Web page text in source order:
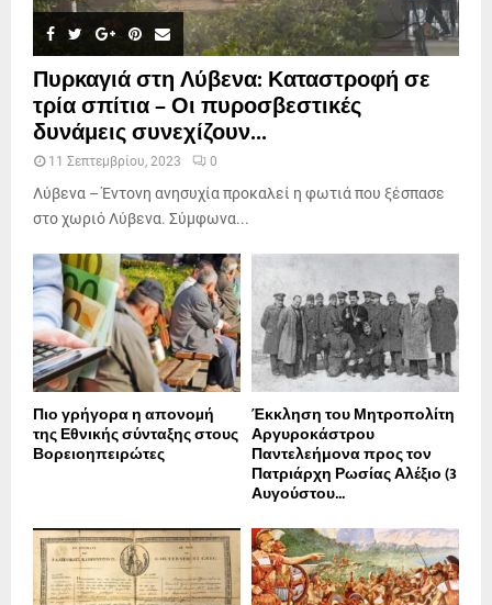
Πυρκαγιά στη Λύβενα: Καταστροφή σε
τρία σπίτια – Οι πυροσβεστικές
δυνάμεις συνεχίζουν...
11 Σεπτεμβρίου, 2023 0
Λύβενα – Έντονη ανησυχία προκαλεί η φωτιά που ξέσπασε
στο χωριό Λύβενα. Σύμφωνα...
Πιο γρήγορα η απονοµή
της Εθνικής σύνταξης στους
Βορειοηπειρώτες
Έκκληση του Μητροπολίτη
Αργυροκάστρου
Παντελεήμονα προς τον
Πατριάρχη Ρωσίας Αλέξιο (3
Αυγούστου...